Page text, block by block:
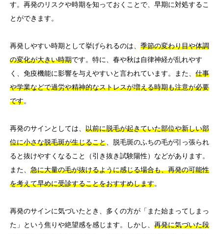
す。再発のリスクや時期を知っておくことで、早期に対処するこ
とができます。
再発しやすい時期として挙げられるのは、 季節の変わり目や体調
の変化が大きい時期です。特に、春や秋は自律神経が乱れやす
く、免疫機能に影響を与えやすいと言われています。また、 仕事
や学業などで過労や精神的なストレスが増える時期も注意が必要
です。
再発のサインとしては、 以前に脱毛が起きていた部位や新しい部
位に小さな脱毛斑が生じること、脱毛斑のふちの毛が引っ張られ
ると抜けやすくなること（引き抜き試験陽性）などがあります。
また、 急に大量の毛が抜けるように感じる場合も、再発の可能性
を考えて早めに受診することをおすすめします。
再発のサインに気づいたとき、多くの方が「また始まってしまっ
た」という焦りや絶望感を感じます。しかし、 再発に気づいた段